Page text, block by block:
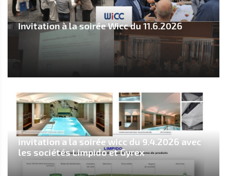
Invitation à la soirée Wicc du 11.6.2026
invitation a la soirée wicc du 9.4.2026 avec
les sociétés Limpido et Gyrex